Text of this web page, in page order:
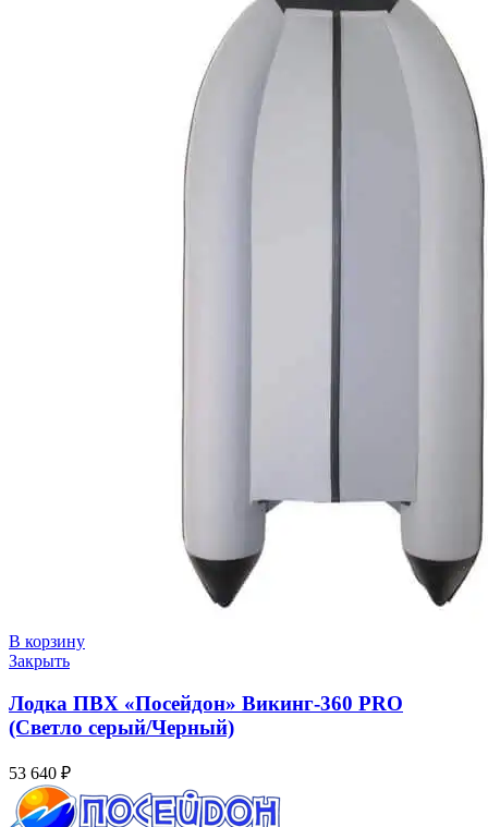
В корзину
Закрыть
Лодка ПВХ «Посейдон» Викинг-360 PRO
(Светло серый/Черный)
53 640 ₽